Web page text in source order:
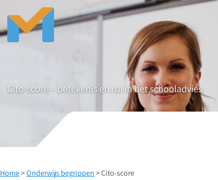
Cito-score – betekenis en rol in het schooladvies
Home>Onderwijs begrippen> Cito-score